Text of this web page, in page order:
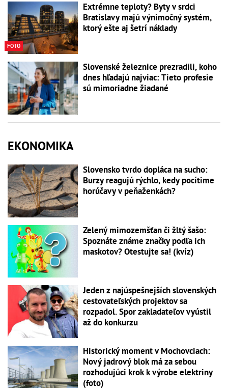
FOTO
Extrémne teploty? Byty v srdci
Bratislavy majú výnimočný systém,
ktorý ešte aj šetrí náklady
Slovenské železnice prezradili, koho
dnes hľadajú najviac: Tieto profesie
sú mimoriadne žiadané
EKONOMIKA
Slovensko tvrdo dopláca na sucho:
Burzy reagujú rýchlo, kedy pocítime
horúčavy v peňaženkách?
Zelený mimozemšťan či žltý šašo:
Spoznáte známe značky podľa ich
maskotov? Otestujte sa! (kvíz)
Jeden z najúspešnejších slovenských
cestovateľských projektov sa
rozpadol. Spor zakladateľov vyústil
až do konkurzu
Historický moment v Mochovciach:
Nový jadrový blok má za sebou
rozhodujúci krok k výrobe elektriny
(foto)